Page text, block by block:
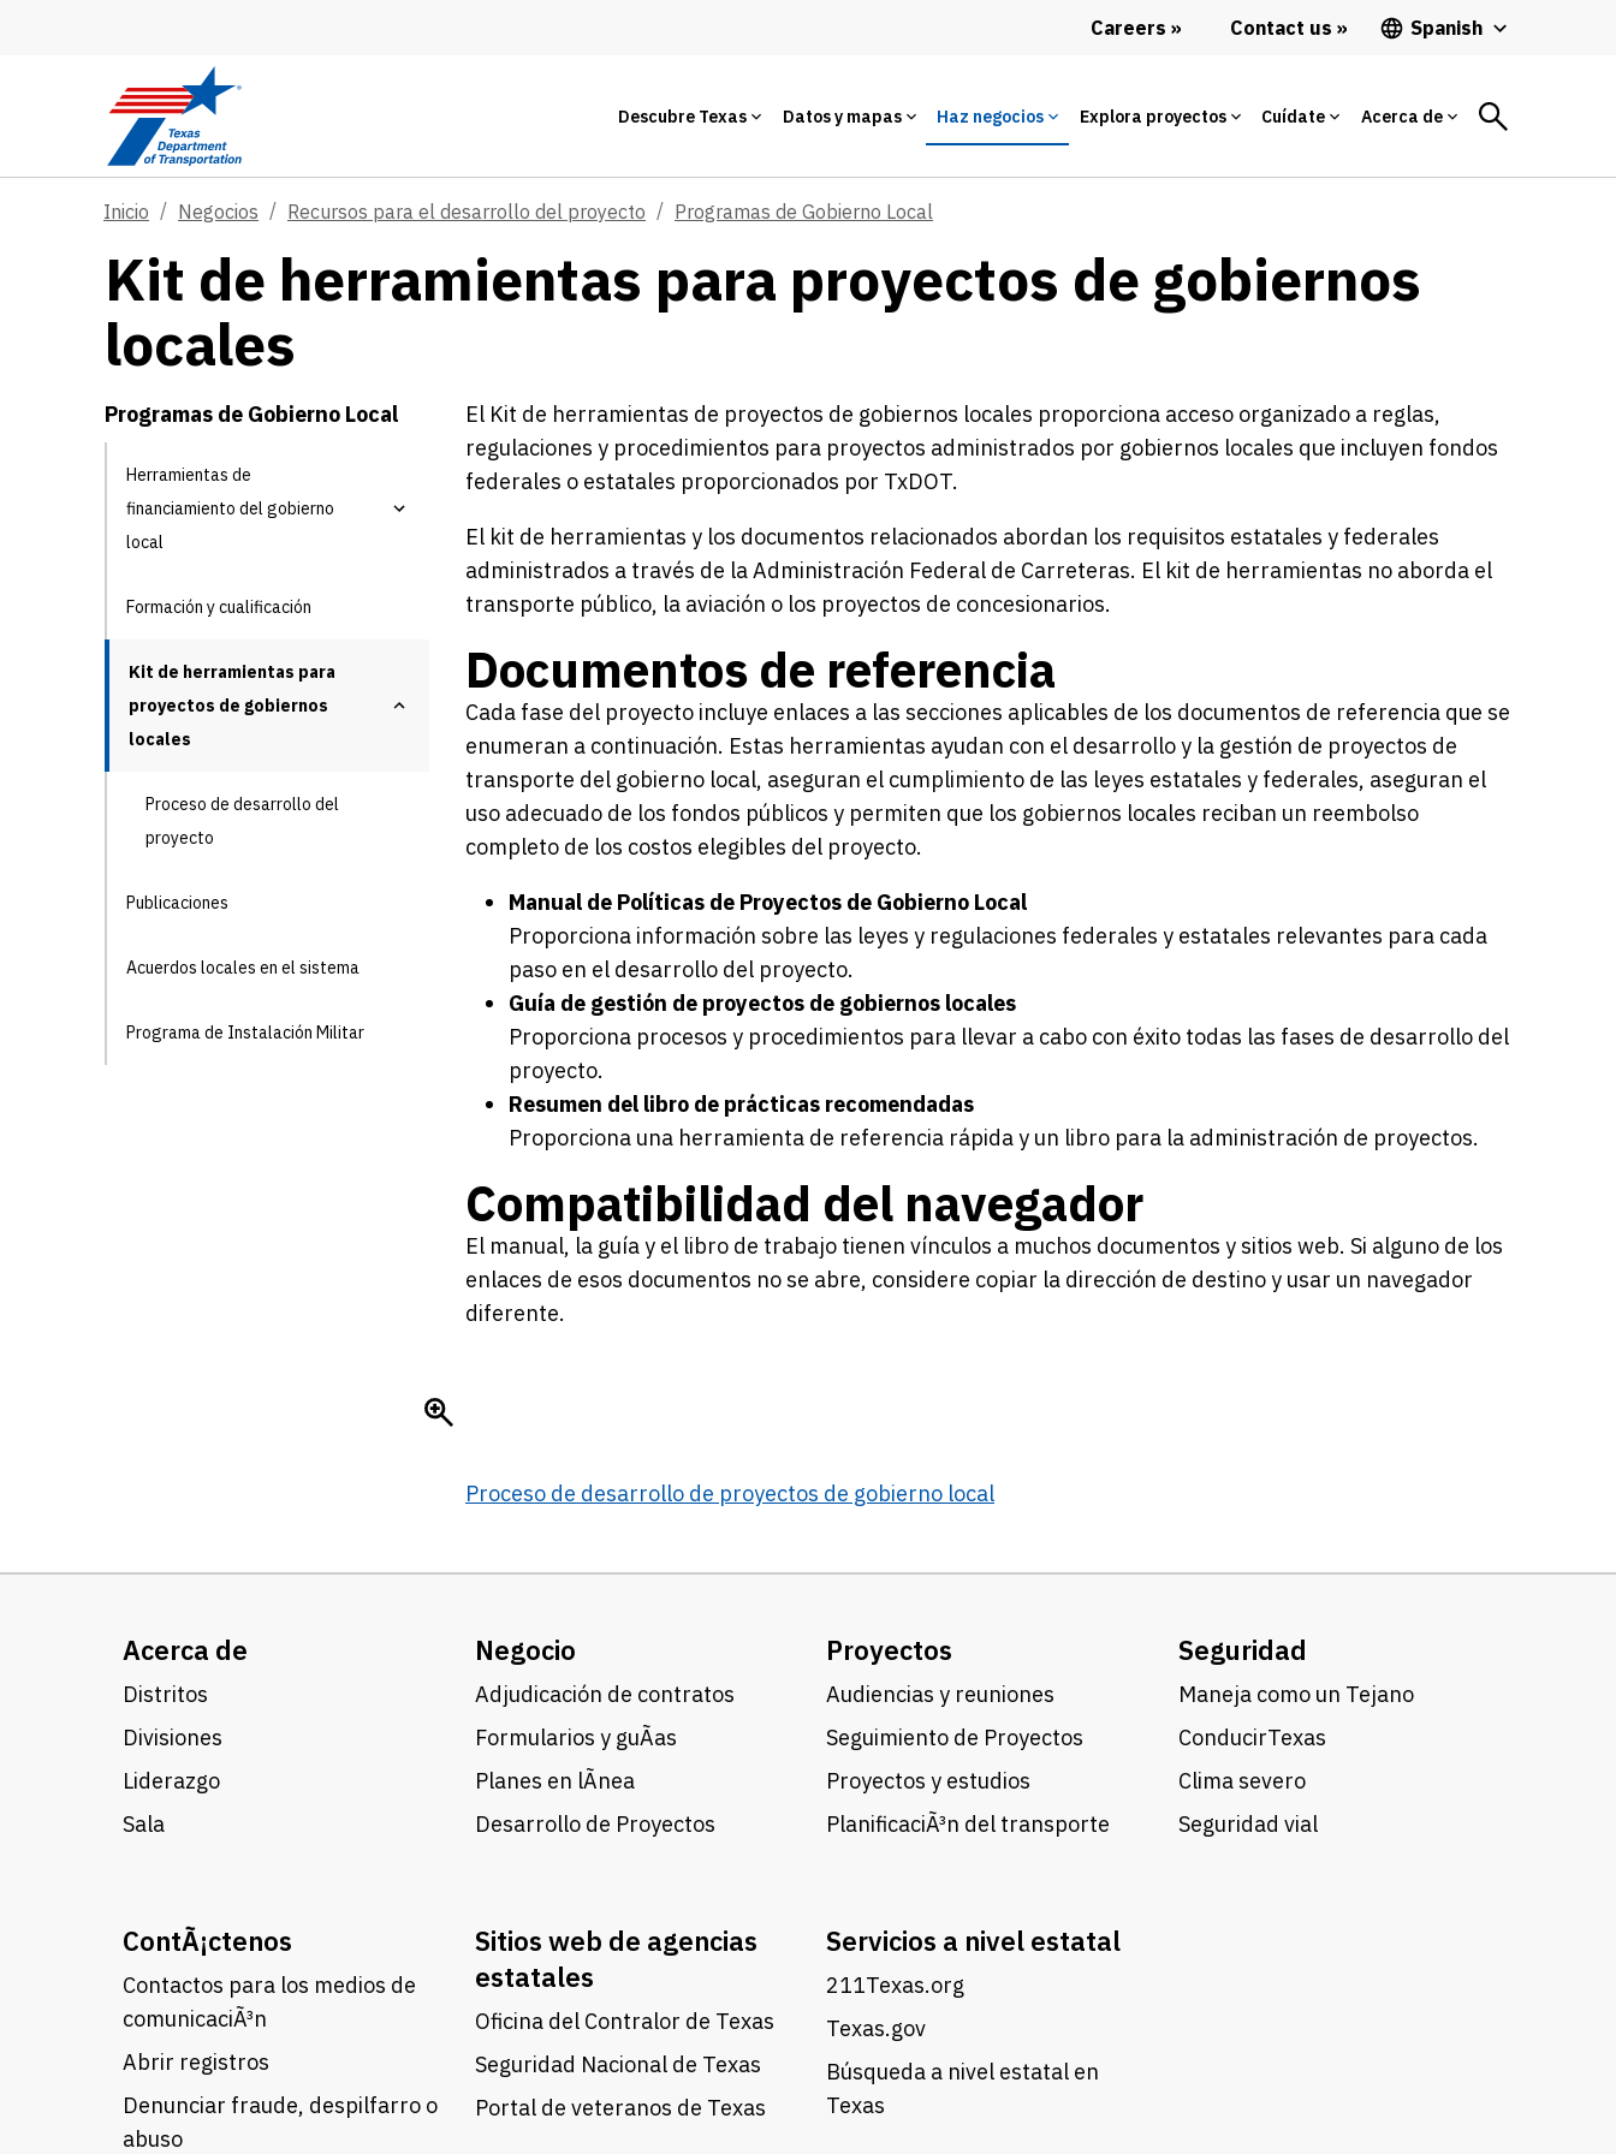
Careers Contact us Spanish
Descubre Texas Datos y mapas Haz negocios Explora proyectos Cuídate Acerca de
Inicio Negocios Recursos para el desarrollo del proyecto Programas de Gobierno Local
Kit de herramientas para proyectos de gobiernos
locales
Programas de Gobierno Local
Herramientas de
financiamiento del gobierno
local
Formación y cualificación
Kit de herramientas para
proyectos de gobiernos
locales
Proceso de desarrollo del
proyecto
Publicaciones
Acuerdos locales en el sistema
Programa de Instalación Militar
El Kit de herramientas de proyectos de gobiernos locales proporciona acceso organizado a reglas,
regulaciones y procedimientos para proyectos administrados por gobiernos locales que incluyen fondos
federales o estatales proporcionados por TxDOT.
El kit de herramientas y los documentos relacionados abordan los requisitos estatales y federales
administrados a través de la Administración Federal de Carreteras. El kit de herramientas no aborda el
transporte público, la aviación o los proyectos de concesionarios.
Documentos de referencia
Cada fase del proyecto incluye enlaces a las secciones aplicables de los documentos de referencia que se
enumeran a continuación. Estas herramientas ayudan con el desarrollo y la gestión de proyectos de
transporte del gobierno local, aseguran el cumplimiento de las leyes estatales y federales, aseguran el
uso adecuado de los fondos públicos y permiten que los gobiernos locales reciban un reembolso
completo de los costos elegibles del proyecto.
Manual de Políticas de Proyectos de Gobierno Local
Proporciona información sobre las leyes y regulaciones federales y estatales relevantes para cada
paso en el desarrollo del proyecto.
Guía de gestión de proyectos de gobiernos locales
Proporciona procesos y procedimientos para llevar a cabo con éxito todas las fases de desarrollo del
proyecto.
Resumen del libro de prácticas recomendadas
Proporciona una herramienta de referencia rápida y un libro para la administración de proyectos.
Compatibilidad del navegador
El manual, la guía y el libro de trabajo tienen vínculos a muchos documentos y sitios web. Si alguno de los
enlaces de esos documentos no se abre, considere copiar la dirección de destino y usar un navegador
diferente.
Proceso de desarrollo de proyectos de gobierno local
Acerca de
Distritos
Divisiones
Liderazgo
Sala
Negocio
Adjudicación de contratos
Formularios y guÃ­as
Planes en lÃ­nea
Desarrollo de Proyectos
Proyectos
Audiencias y reuniones
Seguimiento de Proyectos
Proyectos y estudios
PlanificaciÃ³n del transporte
Seguridad
Maneja como un Tejano
ConducirTexas
Clima severo
Seguridad vial
ContÃ¡ctenos
Contactos para los medios de
comunicaciÃ³n
Abrir registros
Denunciar fraude, despilfarro o
abuso
Sitios web de agencias
estatales
Oficina del Contralor de Texas
Seguridad Nacional de Texas
Portal de veteranos de Texas
Servicios a nivel estatal
211Texas.org
Texas.gov
Búsqueda a nivel estatal en
Texas